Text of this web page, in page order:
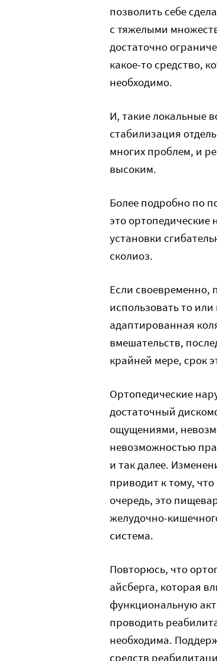
позволить себе
с тяжелыми
достаточно
какое-то средство,
необходимо.
И, такие локальные
стабилизация
многих проблем, и
высоким.
Более подробно по
это ортопедические
установки
сколиоз.
Если своевременно,
использовать то или
адаптированная
вмешательств,
крайней мере, срок
Ортопедические
достаточный
ощущениями,
невозможностью
и так далее.
приводит к тому,
очередь, это
желудочно-
система.
Повторюсь, что
айсберга, которая
функциональную
проводить
необходима.
средств